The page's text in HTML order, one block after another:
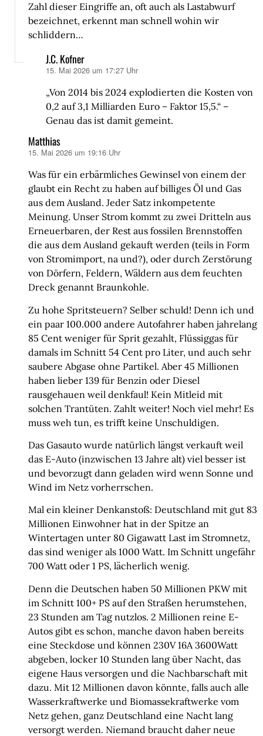
Zahl dieser Eingriffe an, oft auch als Lastabwurf
bezeichnet, erkennt man schnell wohin wir
schliddern…
J.C. Kofner
sagt:
15. Mai 2026 um 17:27 Uhr
„Von 2014 bis 2024 explodierten die Kosten von
0,2 auf 3,1 Milliarden Euro – Faktor 15,5.“ –
Genau das ist damit gemeint.
Matthias
sagt:
15. Mai 2026 um 19:16 Uhr
Was für ein erbärmliches Gewinsel von einem der
glaubt ein Recht zu haben auf billiges Öl und Gas
aus dem Ausland. Jeder Satz inkompetente
Meinung. Unser Strom kommt zu zwei Dritteln aus
Erneuerbaren, der Rest aus fossilen Brennstoffen
die aus dem Ausland gekauft werden (teils in Form
von Stromimport, na und?), oder durch Zerstörung
von Dörfern, Feldern, Wäldern aus dem feuchten
Dreck genannt Braunkohle.
Zu hohe Spritsteuern? Selber schuld! Denn ich und
ein paar 100.000 andere Autofahrer haben jahrelang
85 Cent weniger für Sprit gezahlt, Flüssiggas für
damals im Schnitt 54 Cent pro Liter, und auch sehr
saubere Abgase ohne Partikel. Aber 45 Millionen
haben lieber 139 für Benzin oder Diesel
rausgehauen weil denkfaul! Kein Mitleid mit
solchen Trantüten. Zahlt weiter! Noch viel mehr! Es
muss weh tun, es trifft keine Unschuldigen.
Das Gasauto wurde natürlich längst verkauft weil
das E-Auto (inzwischen 13 Jahre alt) viel besser ist
und bevorzugt dann geladen wird wenn Sonne und
Wind im Netz vorherrschen.
Mal ein kleiner Denkanstoß: Deutschland mit gut 83
Millionen Einwohner hat in der Spitze an
Wintertagen unter 80 Gigawatt Last im Stromnetz,
das sind weniger als 1000 Watt. Im Schnitt ungefähr
700 Watt oder 1 PS, lächerlich wenig.
Denn die Deutschen haben 50 Millionen PKW mit
im Schnitt 100+ PS auf den Straßen herumstehen,
23 Stunden am Tag nutzlos. 2 Millionen reine E-
Autos gibt es schon, manche davon haben bereits
eine Steckdose und können 230V 16A 3600Watt
abgeben, locker 10 Stunden lang über Nacht, das
eigene Haus versorgen und die Nachbarschaft mit
dazu. Mit 12 Millionen davon könnte, falls auch alle
Wasserkraftwerke und Biomassekraftwerke vom
Netz gehen, ganz Deutschland eine Nacht lang
versorgt werden. Niemand braucht daher neue